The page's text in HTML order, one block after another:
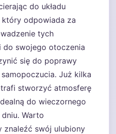
do układu
odpowiada za
tych
do swojego otoczenia
się do poprawy
Już kilka
stworzyć atmosferę
do wieczornego
Warto
znaleźć swój ulubiony